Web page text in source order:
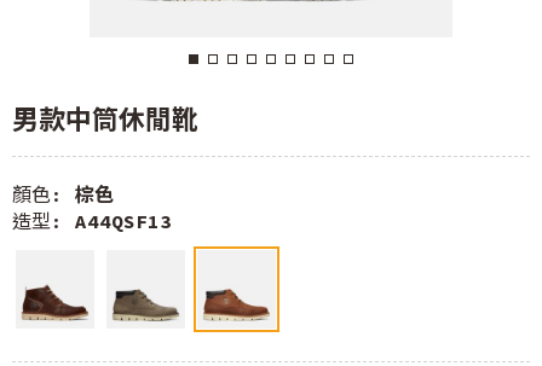
男款中筒休閒靴
顏色: 棕色
造型: A44QSF13